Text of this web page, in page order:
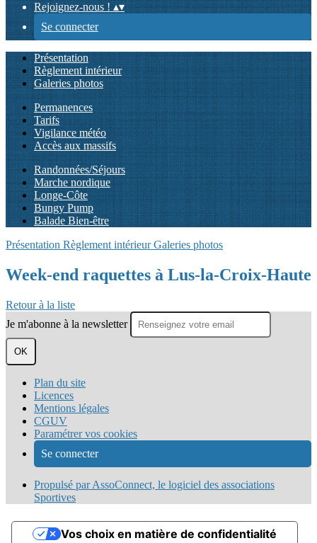
Rejoignez-nous ! ▴▾
Se connecter
Présentation
Règlement intérieur
Galeries photos
Permanences
Tarifs
Vigilance météo
Accès aux massifs
Randonnées/Séjours
Marche nordique
Longe-Côte
Bungy Pump
Balade Bien-être
Présentation Règlement intérieurGaleries photos
Week-end raquettes à Lus-la-Croix-Haute
Retour à la liste
Je m'abonne à la newsletter
OK
Plan du site
Licences
Mentions légales
CGUV
Paramétrer vos cookies
Se connecter
Propulsé par AssoConnect, le logiciel des associations
Sportives
Vos choix en matière de confidentialité